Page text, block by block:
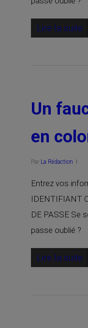
Lire la suite
Un
en
Par La Rédaction
Entrez vos
IDENTIFIANT
DE PASSE Se
passe oublié ?
Lire la suite